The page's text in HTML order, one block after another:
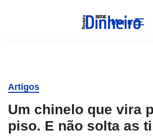
Menu
Artigos
Um chinelo que vira
piso. E não solta as